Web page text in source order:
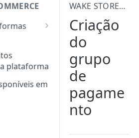
também
Cielo
plataforma
em
WAKE STOREFRONT 2.0
Criação
do
grupo
de
pagame
nto